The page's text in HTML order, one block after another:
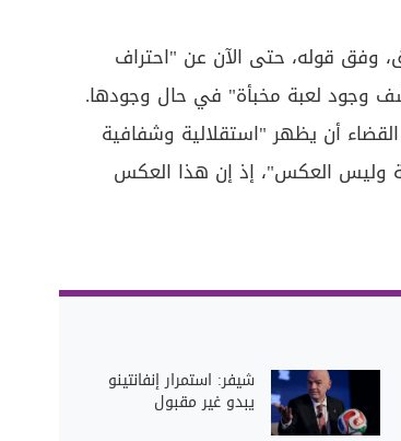
وفق قوله، حتى الآن عن "احتراف
وجود لعبة مخبأة" في حال وجودها.
أن يظهر "استقلالية وشفافية
وليس العكس"، إذ إن هذا العكس
شيفر: استمرار إنفانتينو
يبدو غير مقبول